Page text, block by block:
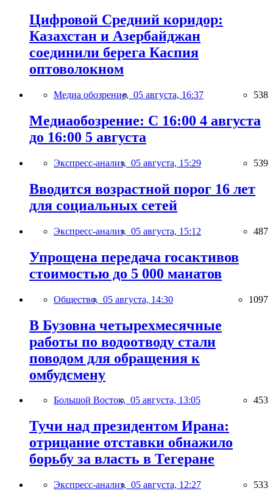
Цифровой Средний коридор:
Казахстан и Азербайджан
соединили берега Каспия
оптоволокном
Медиа обозрение, 05 августа, 16:37 538
Медиаобозрение: С 16:00 4 августа
до 16:00 5 августа
Экспресс-анализ, 05 августа, 15:29 539
Вводится возрастной порог 16 лет
для социальных сетей
Экспресс-анализ, 05 августа, 15:12 487
Упрощена передача госактивов
стоимостью до 5 000 манатов
Общество, 05 августа, 14:30 1097
В Бузовна четырехмесячные
работы по водоотводу стали
поводом для обращения к
омбудсмену
Большой Восток, 05 августа, 13:05 453
Тучи над президентом Ирана:
отрицание отставки обнажило
борьбу за власть в Тегеране
Экспресс-анализ, 05 августа, 12:27 533